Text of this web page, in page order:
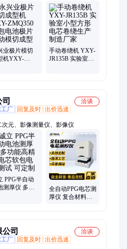
散机、烫边机、封口机、涂膜机、烘
膏机、对辊机、滚槽机、搅拌机、铆
机、锌粉机
业极片模切
机YXY-
手动卷绕机 YXY-
JR135B 实验室小
洽谈
厂 回复及时 出价迅速
次元、影像测量仪、影像仪
PPG半自动
测厚仪 多功
全自动PPG电芯测
厚仪 复合材料软
司
洽谈
厂 回复及时 出价迅速